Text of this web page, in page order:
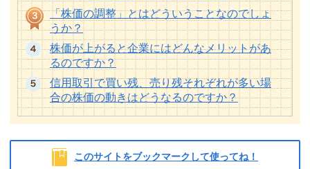
「株価の調整」とはどういうことなのでしょ
うか？
株価が上がると企業にはどんなメリットがあ
るのですか？
信用取引で買い残、売り残それぞれが多い場
合の株価の動きはどうなるのですか？
このサイトをブックマークして使ってね！